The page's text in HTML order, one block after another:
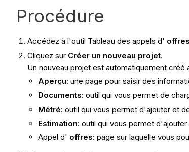
Procédure
Accédez à l'outil Tableau des appels d' offres
Cliquez sur Créer un nouveau projet.
Un nouveau projet est automatiquement créé
Aperçu: une page pour saisir des
Documents: outil qui vous permet de
Métré: outil qui vous permet d'ajouter et
Estimation: outil qui vous permet
Appel d' offres: page sur laquelle vous